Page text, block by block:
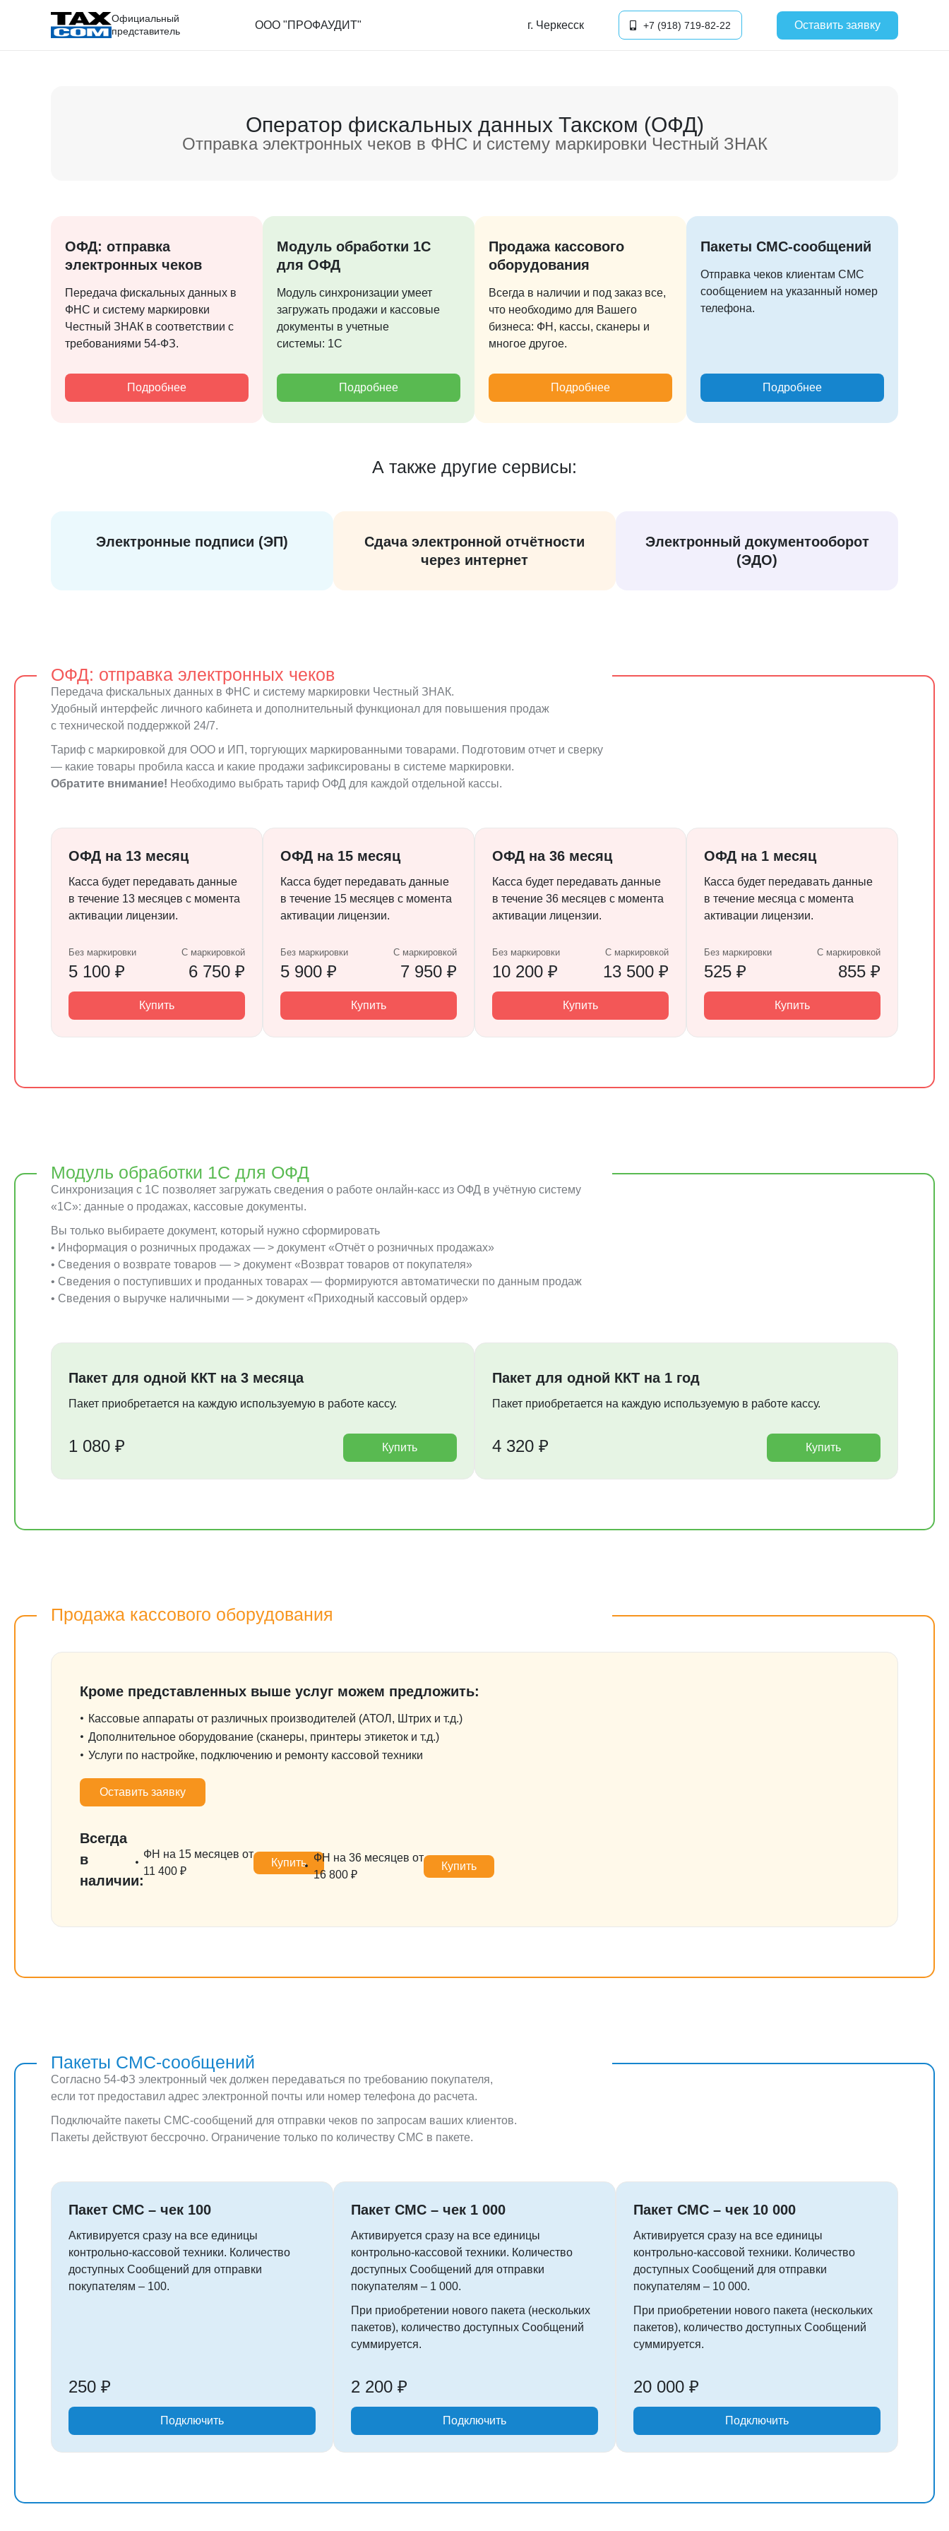
Официальный
представитель
ООО "ПРОФАУДИТ" г. Черкесск +7 (918) 719-82-22 Оставить заявку
Оператор фискальных данных Такском (ОФД)
Отправка электронных чеков в ФНС и систему маркировки Честный ЗНАК
ОФД: отправка
электронных чеков
Передача фискальных данных в
ФНС и систему маркировки
Честный ЗНАК в соответствии с
требованиями 54-ФЗ.
Подробнее
Модуль обработки 1С
для ОФД
Модуль синхронизации умеет
загружать продажи и кассовые
документы в учетные
системы: 1С
Подробнее
Продажа кассового
оборудования
Всегда в наличии и под заказ все,
что необходимо для Вашего
бизнеса: ФН, кассы, сканеры и
многое другое.
Подробнее
Пакеты СМС-сообщений
Отправка чеков клиентам СМС
сообщением на указанный номер
телефона.
Подробнее
А также другие сервисы:
Электронные подписи (ЭП)
Сдача электронной отчётности
через интернет
Электронный документооборот
(ЭДО)
ОФД: отправка электронных чеков
Передача фискальных данных в ФНС и систему маркировки Честный ЗНАК.
Удобный интерфейс личного кабинета и дополнительный функционал для повышения продаж
с технической поддержкой 24/7.
Тариф с маркировкой для ООО и ИП, торгующих маркированными товарами. Подготовим отчет и сверку
— какие товары пробила касса и какие продажи зафиксированы в системе маркировки.
Обратите внимание! Необходимо выбрать тариф ОФД для каждой отдельной кассы.
ОФД на 13 месяц
Касса будет передавать данные
в течение 13 месяцев с момента
активации лицензии.
Без маркировки
5 100 ₽
С маркировкой
6 750 ₽
Купить
ОФД на 15 месяц
Касса будет передавать данные
в течение 15 месяцев с момента
активации лицензии.
Без маркировки
5 900 ₽
С маркировкой
7 950 ₽
Купить
ОФД на 36 месяц
Касса будет передавать данные
в течение 36 месяцев с момента
активации лицензии.
Без маркировки
10 200 ₽
С маркировкой
13 500 ₽
Купить
ОФД на 1 месяц
Касса будет передавать данные
в течение месяца с момента
активации лицензии.
Без маркировки
525 ₽
С маркировкой
855 ₽
Купить
Модуль обработки 1С для ОФД
Синхронизация с 1С позволяет загружать сведения о работе онлайн-касс из ОФД в учётную систему
«1C»: данные о продажах, кассовые документы.
Вы только выбираете документ, который нужно сформировать
• Информация о розничных продажах — > документ «Отчёт о розничных продажах»
• Сведения о возврате товаров — > документ «Возврат товаров от покупателя»
• Сведения о поступивших и проданных товарах — формируются автоматически по данным продаж
• Сведения о выручке наличными — > документ «Приходный кассовый ордер»
Пакет для одной ККТ на 3 месяца
Пакет приобретается на каждую используемую в работе кассу.
1 080 ₽ Купить
Пакет для одной ККТ на 1 год
Пакет приобретается на каждую используемую в работе кассу.
4 320 ₽ Купить
Продажа кассового оборудования
Кроме представленных выше услуг можем предложить:
Кассовые аппараты от различных производителей (АТОЛ, Штрих и т.д.)
Дополнительное оборудование (сканеры, принтеры этикеток и т.д.)
Услуги по настройке, подключению и ремонту кассовой техники
Оставить заявку
Всегда
в
наличии:
ФН на 15 месяцев от
11 400 ₽
Купить
ФН на 36 месяцев от
16 800 ₽
Купить
Пакеты СМС-сообщений
Согласно 54-ФЗ электронный чек должен передаваться по требованию покупателя,
если тот предоставил адрес электронной почты или номер телефона до расчета.
Подключайте пакеты СМС-сообщений для отправки чеков по запросам ваших клиентов.
Пакеты действуют бессрочно. Ограничение только по количеству СМС в пакете.
Пакет СМС – чек 100
Активируется сразу на все единицы
контрольно-кассовой техники. Количество
доступных Сообщений для отправки
покупателям – 100.
250 ₽
Подключить
Пакет СМС – чек 1 000
Активируется сразу на все единицы
контрольно-кассовой техники. Количество
доступных Сообщений для отправки
покупателям – 1 000.
При приобретении нового пакета (нескольких
пакетов), количество доступных Сообщений
суммируется.
2 200 ₽
Подключить
Пакет СМС – чек 10 000
Активируется сразу на все единицы
контрольно-кассовой техники. Количество
доступных Сообщений для отправки
покупателям – 10 000.
При приобретении нового пакета (нескольких
пакетов), количество доступных Сообщений
суммируется.
20 000 ₽
Подключить